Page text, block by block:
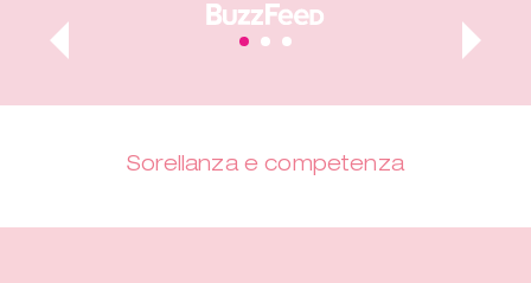
Sorellanza e competenza